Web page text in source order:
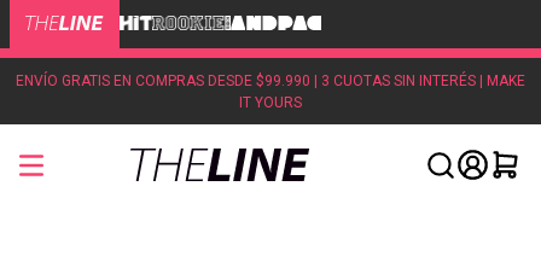
ENVÍO GRATIS EN COMPRAS DESDE $99.990 | 3 CUOTAS SIN INTERÉS | MAKE
IT YOURS